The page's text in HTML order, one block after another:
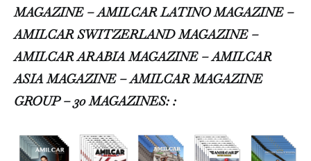
MAGAZINE – AMILCAR LATINO MAGAZINE –
AMILCAR SWITZERLAND MAGAZINE –
AMILCAR ARABIA MAGAZINE – AMILCAR
ASIA MAGAZINE – AMILCAR MAGAZINE
GROUP – 30 MAGAZINES: :